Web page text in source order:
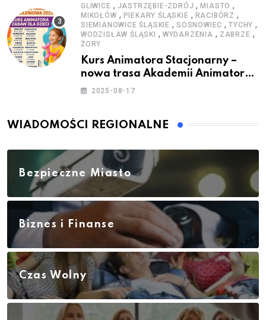
GLIWICE , JASTRZĘBIE-ZDRÓJ ,MIASTO ,
MIKOŁÓW , PIEKARY ŚLĄSKIE , RACIBÓRZ ,
SIEMIANOWICE ŚLĄSKIE ,SOSNOWIEC ,TYCHY ,
WODZISŁAW ŚLĄSKI , WYDARZENIA , ZABRZE ,
ŻORY
Kurs Animatora Stacjonarny –
nowa trasa Akademii Animatora
– jesień 2025
2025-08-17
WIADOMOŚCI REGIONALNE
Bezpieczne Miasto
Biznes i Finanse
Czas Wolny